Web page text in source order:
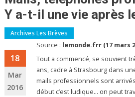
Y a-t-il une vie après
Archives Les Brèves
18
Mar
2016
Source : lemonde.frr (17 mars
Tout a commencé, se souvient
ans, cadre à Strasbourg dans
mails professionnels sont
début c’est ludique… on peut